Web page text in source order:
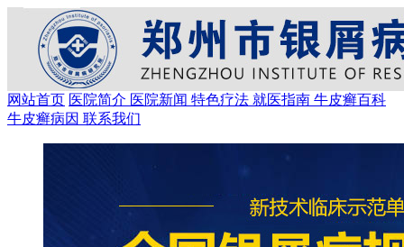
网站首页 医院简介 医院新闻 特色疗法 就医指南 牛皮癣百科
牛皮癣病因 联系我们